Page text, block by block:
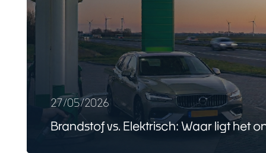
27/05/2026
Brandstof vs. Elektrisch: Waar ligt het